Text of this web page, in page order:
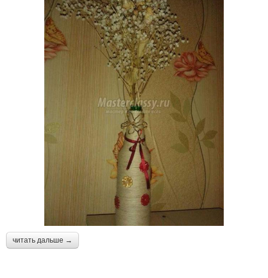
читать дальше →